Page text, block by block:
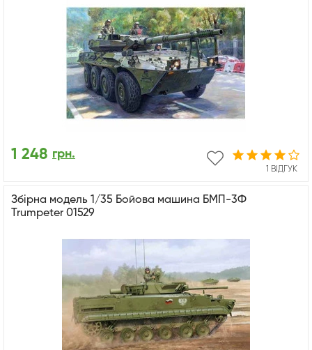
1 ВІДГУК
1 248 грн.
Збірна модель 1/35 Бойова машина БМП-3Ф
Trumpeter 01529